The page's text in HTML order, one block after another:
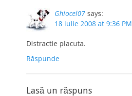
Ghiocel07 says:
18 iulie 2008 at 9:36 PM
Distractie placuta.
Răspunde
Lasă un răspuns